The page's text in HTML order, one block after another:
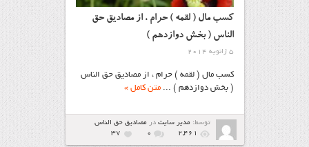
کسب مال ( لقمه ) حرام ، از مصادیق حق
الناس ( بخش دوازدهم )
5 ژانویه 2014
کسب مال ( لقمه ) حرام ، از مصادیق حق الناس
( بخش دوازدهم ) ...متن کامل »
توسط: مدیر سایتدر مصاديق حق الناس
2,461
۰ 37